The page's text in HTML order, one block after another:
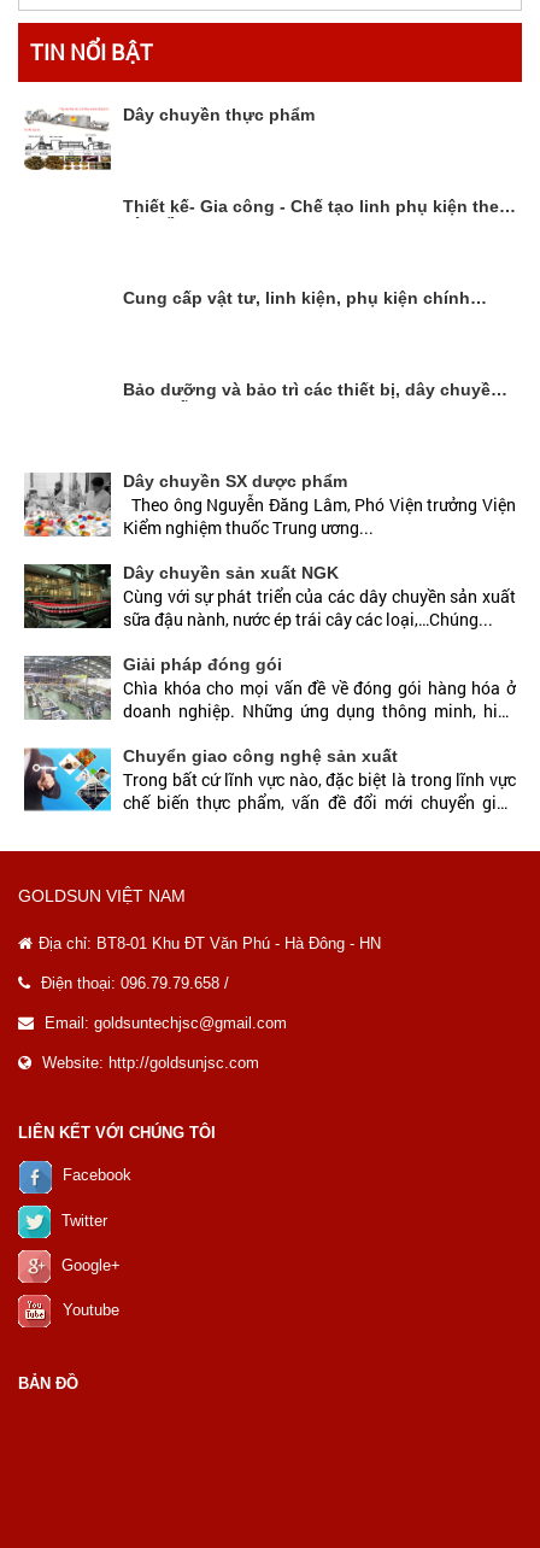
TIN NỔI BẬT
Dây chuyền thực phẩm
Thiết kế- Gia công - Chế tạo linh phụ kiện theo
yêu cầu
Cung cấp vật tư, linh kiện, phụ kiện chính
Bảo dưỡng và bảo trì các thiết bị, dây chuyền
sản xuất
Dây chuyền SX dược phẩm
Kiểm nghiệm thuốc Trung ương...
Dây chuyền sản xuất NGK
Cùng với sự phát triển của các dây chuyền sản xuất
sữa đậu nành, nước ép trái cây các loại,…Chúng...
Giải pháp đóng gói
Chìa khóa cho mọi vấn đề về đóng gói hàng hóa ở
doanh nghiệp. Những ứng dụng thông minh, hiệu
Chuyển giao công nghệ sản xuất
Trong bất cứ lĩnh vực nào, đặc biệt là trong lĩnh vực
chế biến thực phẩm, vấn đề đổi mới chuyển giao
GOLDSUN VIỆT NAM
Địa chỉ: BT8-01 Khu ĐT Văn Phú - Hà Đông - HN
Điện thoại: 096.79.79.658 /
Email: goldsuntechjsc@gmail.com
Website: http://goldsunjsc.com
LIÊN KẾT VỚI CHÚNG TÔI
Facebook
Twitter
Google+
Youtube
BẢN ĐỒ